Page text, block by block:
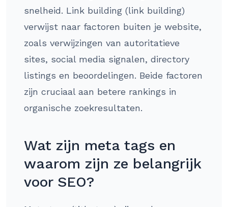
snelheid. Link building (link building)
verwijst naar factoren buiten je website,
zoals verwijzingen van autoritatieve
sites, social media signalen, directory
listings en beoordelingen. Beide factoren
zijn cruciaal aan betere rankings in
organische zoekresultaten.
Wat zijn meta tags en
waarom zijn ze belangrijk
voor SEO?